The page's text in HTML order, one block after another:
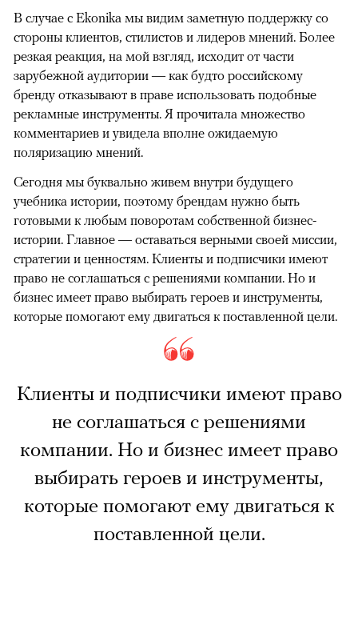
В случае с Ekonika мы видим заметную поддержку со
стороны клиентов, стилистов и лидеров мнений. Более
резкая реакция, на мой взгляд, исходит от части
зарубежной аудитории — как будто российскому
бренду отказывают в праве использовать подобные
рекламные инструменты. Я прочитала множество
комментариев и увидела вполне ожидаемую
поляризацию мнений.
Сегодня мы буквально живем внутри будущего
учебника истории, поэтому брендам нужно быть
готовыми к любым поворотам собственной бизнес-
истории. Главное — оставаться верными своей миссии,
стратегии и ценностям. Клиенты и подписчики имеют
право не соглашаться с решениями компании. Но и
бизнес имеет право выбирать героев и инструменты,
которые помогают ему двигаться к поставленной цели.
Клиенты и подписчики имеют право
не соглашаться с решениями
компании. Но и бизнес имеет право
выбирать героев и инструменты,
которые помогают ему двигаться к
поставленной цели.